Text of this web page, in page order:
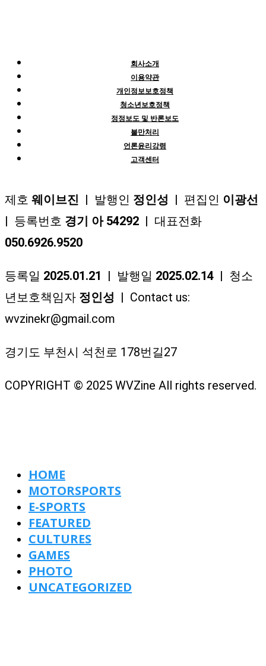
회사소개
이용약관
개인정보보호정책
청소년보호정책
정정보도 및 반론보도
불만처리
언론윤리강령
고객센터
제호 웨이브진 | 발행인 정인성 | 편집인 이광선
| 등록번호 경기 아 54292 | 대표전화
050.6926.9520
등록일 2025.01.21 | 발행일 2025.02.14 | 청소
년보호책임자 정인성 | Contact us:
wvzinekr@gmail.com
경기도 부천시 석천로 178번길27
COPYRIGHT © 2025 WVZine All rights reserved.
HOME
MOTORSPORTS
E-SPORTS
FEATURED
CULTURES
GAMES
PHOTO
UNCATEGORIZED